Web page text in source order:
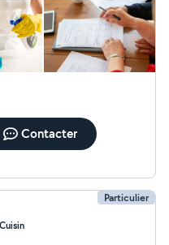
vos démarches en
:
bricolage de la
domicile pendant vos
vérifications...).
faites travailler un
qu'une
avec des
Contacter
Particulier